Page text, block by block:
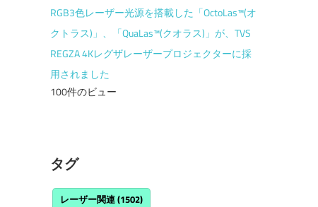
RGB3色レーザー光源を搭載した「OctoLas™(オ
クトラス)」、「QuaLas™(クオラス)」が、TVS
REGZA 4Kレグザレーザープロジェクターに採
用されました
100件のビュー
タグ
レーザー関連(1502)